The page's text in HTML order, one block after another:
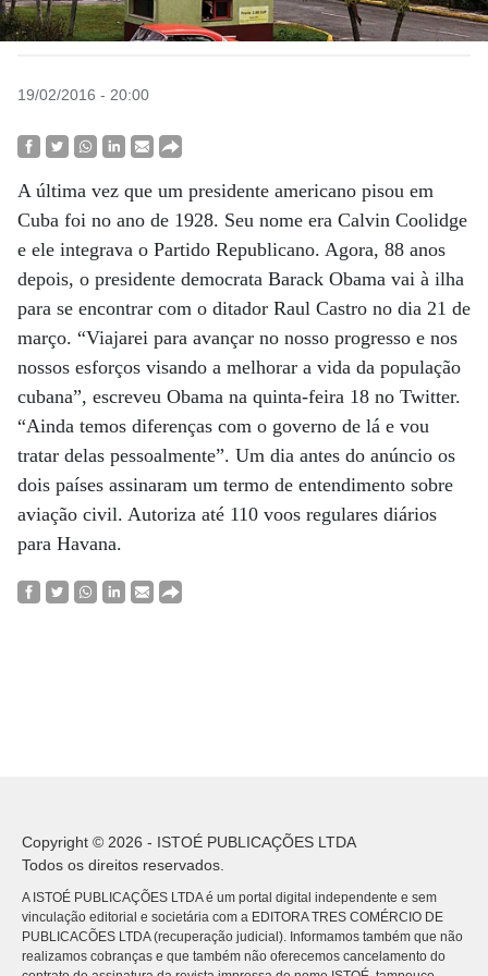
19/02/2016 - 20:00
A última vez que um presidente americano pisou em
Cuba foi no ano de 1928. Seu nome era Calvin Coolidge
e ele integrava o Partido Republicano. Agora, 88 anos
depois, o presidente democrata Barack Obama vai à ilha
para se encontrar com o ditador Raul Castro no dia 21 de
março. “Viajarei para avançar no nosso progresso e nos
nossos esforços visando a melhorar a vida da população
cubana”, escreveu Obama na quinta-feira 18 no Twitter.
“Ainda temos diferenças com o governo de lá e vou
tratar delas pessoalmente”. Um dia antes do anúncio os
dois países assinaram um termo de entendimento sobre
aviação civil. Autoriza até 110 voos regulares diários
para Havana.
Copyright © 2026 - ISTOÉ PUBLICAÇÕES LTDA
Todos os direitos reservados.
A ISTOÉ PUBLICAÇÕES LTDA é um portal digital independente e sem
vinculação editorial e societária com a EDITORA TRES COMÉRCIO DE
PUBLICACÕES LTDA (recuperação judicial). Informamos também que não
realizamos cobranças e que também não oferecemos cancelamento do